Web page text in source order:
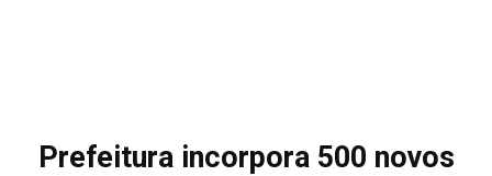
Prefeitura incorpora 500 novos